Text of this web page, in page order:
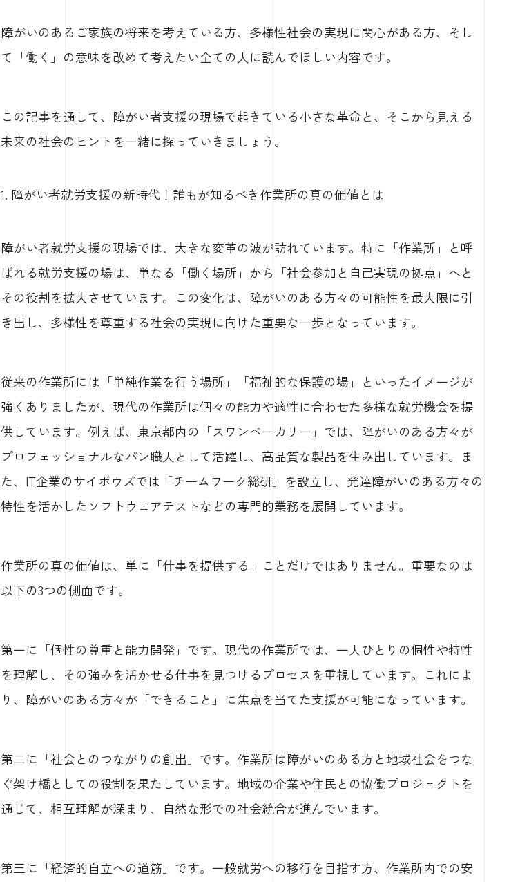
障がいのあるご家族の将来を考えている方、多様性社会の実現に関心がある方、そし
て「働く」の意味を改めて考えたい全ての人に読んでほしい内容です。
この記事を通して、障がい者支援の現場で起きている小さな革命と、そこから見える
未来の社会のヒントを一緒に探っていきましょう。
1. 障がい者就労支援の新時代！誰もが知るべき作業所の真の価値とは
障がい者就労支援の現場では、大きな変革の波が訪れています。特に「作業所」と呼
ばれる就労支援の場は、単なる「働く場所」から「社会参加と自己実現の拠点」へと
その役割を拡大させています。この変化は、障がいのある方々の可能性を最大限に引
き出し、多様性を尊重する社会の実現に向けた重要な一歩となっています。
従来の作業所には「単純作業を行う場所」「福祉的な保護の場」といったイメージが
強くありましたが、現代の作業所は個々の能力や適性に合わせた多様な就労機会を提
供しています。例えば、東京都内の「スワンベーカリー」では、障がいのある方々が
プロフェッショナルなパン職人として活躍し、高品質な製品を生み出しています。ま
た、IT企業のサイボウズでは「チームワーク総研」を設立し、発達障がいのある方々の
特性を活かしたソフトウェアテストなどの専門的業務を展開しています。
作業所の真の価値は、単に「仕事を提供する」ことだけではありません。重要なのは
以下の3つの側面です。
第一に「個性の尊重と能力開発」です。現代の作業所では、一人ひとりの個性や特性
を理解し、その強みを活かせる仕事を見つけるプロセスを重視しています。これによ
り、障がいのある方々が「できること」に焦点を当てた支援が可能になっています。
第二に「社会とのつながりの創出」です。作業所は障がいのある方と地域社会をつな
ぐ架け橋としての役割を果たしています。地域の企業や住民との協働プロジェクトを
通じて、相互理解が深まり、自然な形での社会統合が進んでいます。
第三に「経済的自立への道筋」です。一般就労への移行を目指す方、作業所内での安